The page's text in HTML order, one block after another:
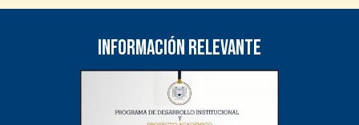
Información relevante